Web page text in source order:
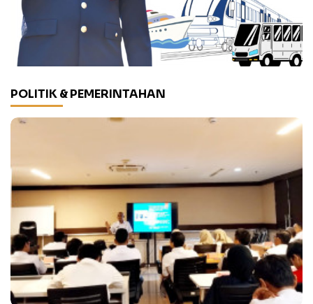
POLITIK & PEMERINTAHAN